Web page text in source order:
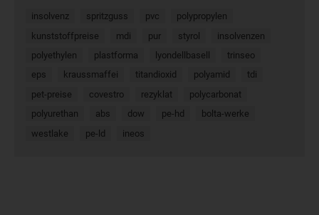
insolvenz spritzguss pvc
polypropylen
kunststoffpreise
mdi pur styrol
insolvenzen
polyethylen
plastforma lyondellbasell
trinseo
eps
kraussmaffei titandioxid polyamid
tdi
pet-preise
covestro rezyklat
polycarbonat
polyurethan
abs dow pe-hd
bolta-werke
westlake
pe-ld ineos